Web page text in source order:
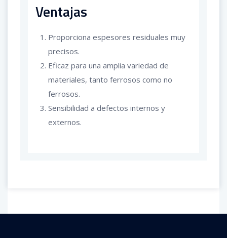
Ventajas
Proporciona espesores residuales muy
precisos.
Eficaz para una amplia variedad de
materiales, tanto ferrosos como no
ferrosos.
Sensibilidad a defectos internos y
externos.